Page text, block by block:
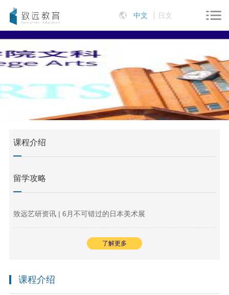
中文 日文
课程介绍
留学攻略
致远艺研资讯 | 6月不可错过的日本美术展
了解更多
课程介绍